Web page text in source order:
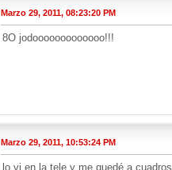
Marzo 29, 2011, 08:23:20 PM
8O jodooooooooooooo!!!
Marzo 29, 2011, 10:53:24 PM
lo vi en la tele y me quedé a cuadros